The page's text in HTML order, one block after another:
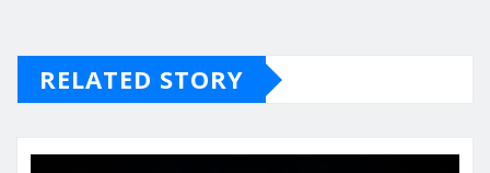
RELATED STORY